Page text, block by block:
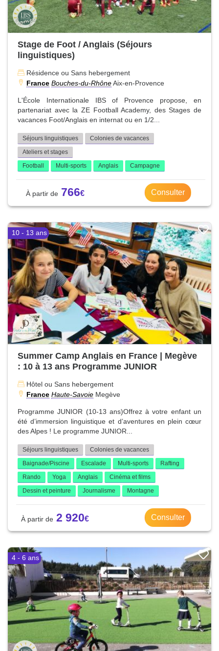
Stage de Foot / Anglais (Séjours
linguistiques)
Résidence ou Sans hebergement
France Bouches-du-RhôneAix-en-Provence
L'École Internationale IBS of Provence propose, en
partenariat avec la ZE Football Academy, des Stages de
vacances Foot/Anglais en internat ou en 1/2...
Séjours linguistiques
Colonies de vacances
Ateliers et stages
Football
Multi-sports Anglais Campagne
766 Consulter
10 - 13 ans
Summer Camp Anglais en France | Megève
: 10 à 13 ans Programme JUNIOR
Hôtel ou Sans hebergement
France Haute-Savoie Megève
Programme JUNIOR (10-13 ans)Offrez à votre enfant un
été d’immersion linguistique et d’aventures en plein cœur
des Alpes ! Le programme JUNIOR...
Séjours linguistiques
Colonies de vacances
Baignade/Piscine
Escalade Multi-sports
Rafting
Rando
Yoga Anglais
Cinéma et films
Dessin et peinture
Journalisme Montagne
2 920 Consulter
4 - 6 ans